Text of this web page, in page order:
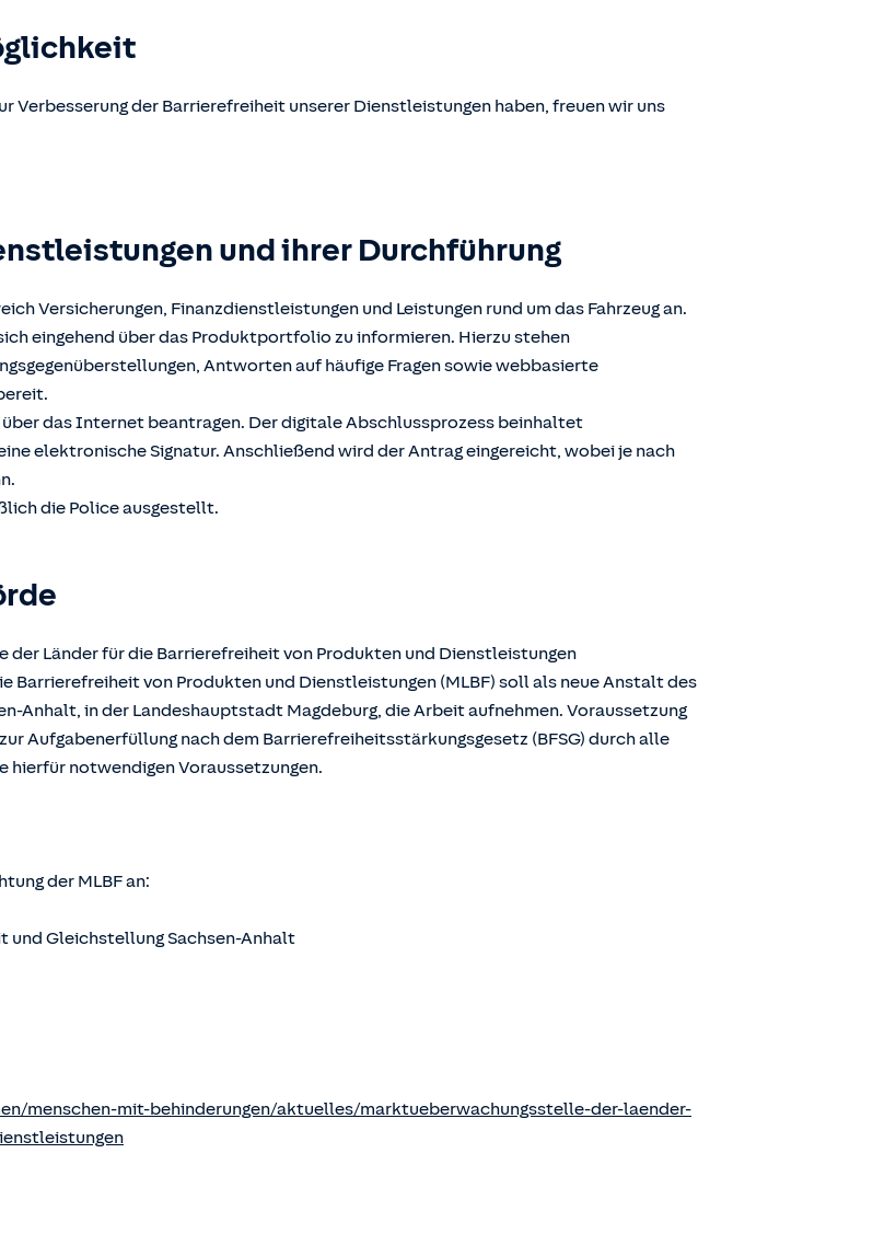
Verbesserung der Barrierefreiheit unserer Dienstleistungen haben, freuen wir uns
und ihrer Durchführung
Versicherungen, Finanzdienstleistungen und Leistungen rund um das Fahrzeug an.
eingehend über das Produktportfolio zu informieren. Hierzu stehen
Antworten auf häufige Fragen sowie webbasierte
das Internet beantragen. Der digitale Abschlussprozess beinhaltet
elektronische Signatur. Anschließend wird der Antrag eingereicht, wobei je nach
die Police ausgestellt.
der Länder für die Barrierefreiheit von Produkten und Dienstleistungen
Barrierefreiheit von Produkten und Dienstleistungen (MLBF) soll als neue Anstalt des
Anhalt, in der Landeshauptstadt Magdeburg, die Arbeit aufnehmen. Voraussetzung
Aufgabenerfüllung nach dem Barrierefreiheitsstärkungsgesetz (BFSG) durch alle
hierfür notwendigen Voraussetzungen.
der MLBF an:
und Gleichstellung Sachsen-Anhalt
menschen-mit-behinderungen/aktuelles/marktueberwachungsstelle-der-laender-